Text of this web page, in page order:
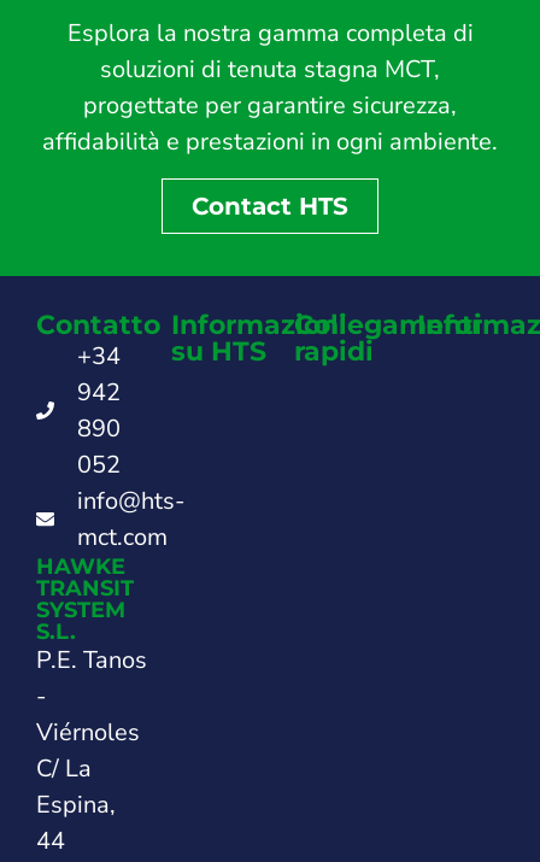
Esplora la nostra gamma completa di
soluzioni di tenuta stagna MCT,
progettate per garantire sicurezza,
affidabilità e prestazioni in ogni ambiente.
Contact HTS
Contatto
+34
942
890
052
info@hts-
mct.com
HAWKE
TRANSIT
SYSTEM
S.L.
P.E. Tanos
-
Viérnoles
C/ La
Espina,
44
Informazioni
su HTS
Collegamenti
rapidi